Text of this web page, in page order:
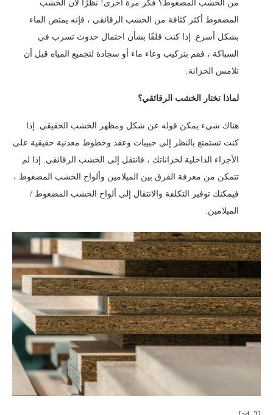
من الخشب المضغوط؟ فكر مرة اخرى! نظرًا لأن الخشب
المضغوط أكثر كثافة من الخشب الرقائقي ، فإنه يمتص الماء
بشكل أسرع. إذا كنت قلقًا بشأن احتمال حدوث تسرب في
السباكة ، فقم بتركيب وعاء ماء أو سجادة لتجميع المياه قبل أن
تلامس الخزانة.
لماذا تختار الخشب الرقائقي؟
هناك شيء يمكن قوله عن شكل ومظهر الخشب الحقيقي. إذا
كنت تستمتع بالنظر إلى حبيبات وعقد وخطوط معدنية حقيقية على
الأجزاء الداخلية لخزاناتك ، فانتقل إلى الخشب الرقائقي. إذا لم
تتمكن من معرفة الفرق بين الميلامين وألواح الخشب المضغوط ،
فيمكنك توفير التكلفة والانتقال إلى ألواح الخشب المضغوط /
الميلامين.